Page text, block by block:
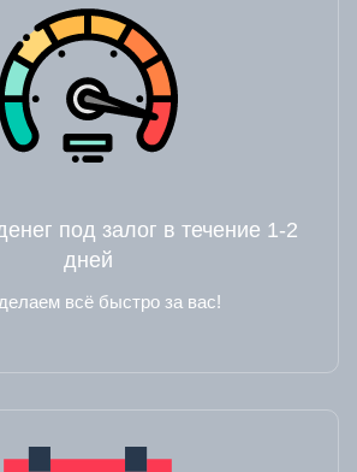
под залог в течение 1-2
дней
всё быстро за вас!